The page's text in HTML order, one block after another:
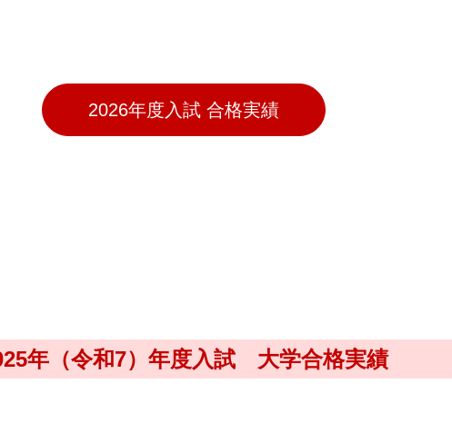
2026年度入試 合格実績
年（令和7）年度入試 大学合格実績